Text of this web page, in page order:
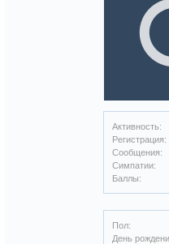
Активность:
Регистрация:
Сообщения:
Симпатии:
Баллы:
Пол:
День